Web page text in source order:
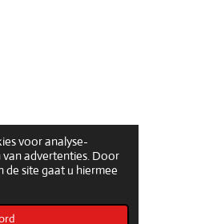
voor analyse-
advertenties. Door
de site gaat u hiermee